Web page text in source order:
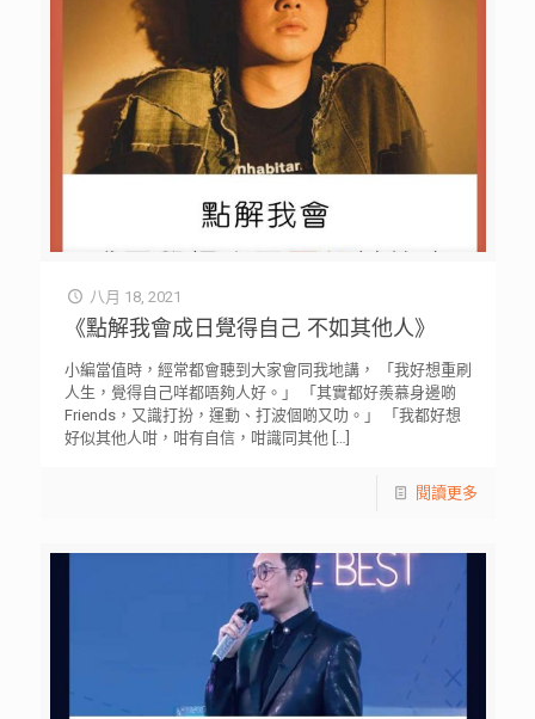
八月 18, 2021
《點解我會成日覺得自己 不如其他人》
小編當值時，經常都會聽到大家會同我地講， 「我好想重刷
人生，覺得自己咩都唔夠人好。」 「其實都好羨慕身邊啲
Friends，又識打扮，運動、打波個啲又叻。」 「我都好想
好似其他人咁，咁有自信，咁識同其他[…]
閱讀更多